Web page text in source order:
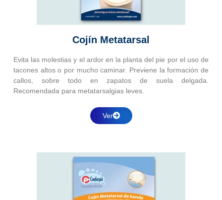
Cojín Metatarsal
Evita las molestias y el ardor en la planta del pie por el uso de
tacones altos o por mucho caminar. Previene la formación de
callos, sobre todo en zapatos de suela delgada.
Recomendada para metatarsalgias leves.
Ver